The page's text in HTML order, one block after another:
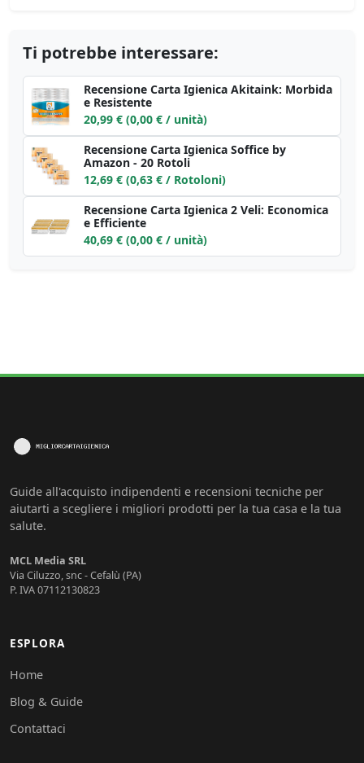
Ti potrebbe interessare:
Recensione Carta Igienica Akitaink: Morbida
e Resistente
20,99 € (0,00 € / unità)
Recensione Carta Igienica Soffice by
Amazon - 20 Rotoli
12,69 € (0,63 € / Rotoloni)
Recensione Carta Igienica 2 Veli: Economica
e Efficiente
40,69 € (0,00 € / unità)
Guide all'acquisto indipendenti e recensioni tecniche per
aiutarti a scegliere i migliori prodotti per la tua casa e la tua
salute.
MCL Media SRL
Via Ciluzzo, snc - Cefalù (PA)
P. IVA 07112130823
ESPLORA
Home
Blog & Guide
Contattaci